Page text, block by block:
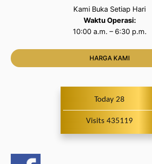
Kami Buka Setiap Hari
Waktu Operasi:
10:00 a.m. – 6:30 p.m.
HARGA KAMI
Today 28
Visits 435119